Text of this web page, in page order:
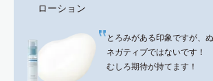
ローション
とろみがある印象ですが、
ネガティブではないです！
むしろ期待が持てます！